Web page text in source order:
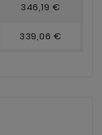
346,19 €
339,06 €